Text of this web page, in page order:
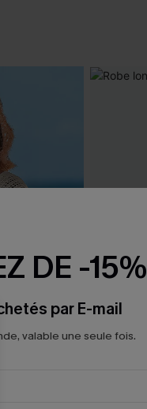
DE -15%
par E-mail
valable une seule fois.